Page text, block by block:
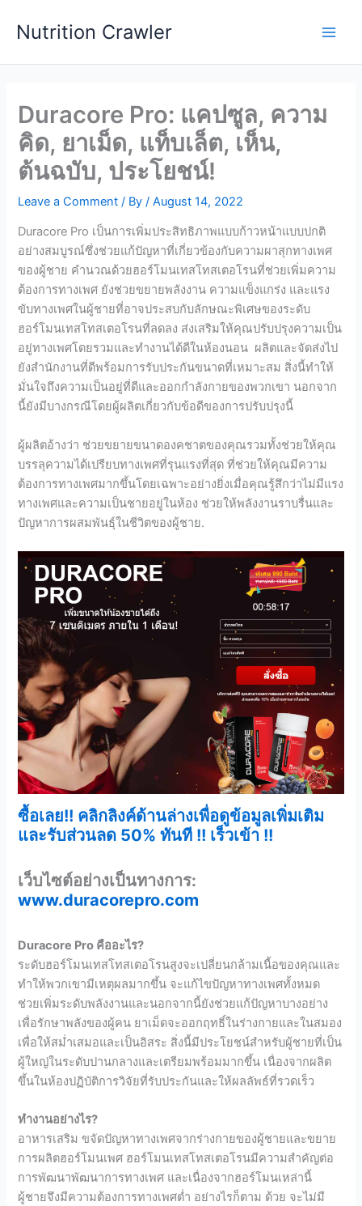
Nutrition Crawler
Duracore Pro: แคปซูล, ความ
คิด, ยาเม็ด, แท็บเล็ต, เห็น,
ต้นฉบับ, ประโยชน์!
Leave a Comment / By/August 14, 2022
Duracore Pro เป็นการเพิ่มประสิทธิภาพแบบก้าวหน้าแบบปกติ
อย่างสมบูรณ์ซึ่งช่วยแก้ปัญหาที่เกี่ยวข้องกับความผาสุกทางเพศ
ของผู้ชาย คำนวณด้วยฮอร์โมนเทสโทสเตอโรนที่ช่วยเพิ่มความ
ต้องการทางเพศ ยังช่วยขยายพลังงาน ความแข็งแกร่ง และแรง
ขับทางเพศในผู้ชายที่อาจประสบกับลักษณะพิเศษของระดับ
ฮอร์โมนเทสโทสเตอโรนที่ลดลง ส่งเสริมให้คุณปรับปรุงความเป็น
อยู่ทางเพศโดยรวมและทำงานได้ดีในห้องนอน ผลิตและจัดส่งไป
ยังสำนักงานที่ดีพร้อมการรับประกันขนาดที่เหมาะสม สิ่งนี้ทำให้
มั่นใจถึงความเป็นอยู่ที่ดีและออกกำลังกายของพวกเขา นอกจาก
นี้ยังมีบางกรณีโดยผู้ผลิตเกี่ยวกับข้อดีของการปรับปรุงนี้
ผู้ผลิตอ้างว่า ช่วยขยายขนาดองคชาตของคุณรวมทั้งช่วยให้คุณ
บรรลุความได้เปรียบทางเพศที่รุนแรงที่สุด ที่ช่วยให้คุณมีความ
ต้องการทางเพศมากขึ้นโดยเฉพาะอย่างยิ่งเมื่อคุณรู้สึกว่าไม่มีแรง
ทางเพศและความเป็นชายอยู่ในห้อง ช่วยให้พลังงานราบรื่นและ
ปัญหาการผสมพันธุ์ในชีวิตของผู้ชาย.
ซื้อเลย!! คลิกลิงค์ด้านล่างเพื่อดูข้อมูลเพิ่มเติม
และรับส่วนลด 50%ทันที !! เร็วเข้า !!
เว็บไซต์อย่างเป็นทางการ:
www.duracorepro.com
Duracore Pro คืออะไร?
ระดับฮอร์โมนเทสโทสเตอโรนสูงจะเปลี่ยนกล้ามเนื้อของคุณและ
ทำให้พวกเขามีเหตุผลมากขึ้น จะแก้ไขปัญหาทางเพศทั้งหมด
ช่วยเพิ่มระดับพลังงานและนอกจากนี้ยังช่วยแก้ปัญหาบางอย่าง
เพื่อรักษาพลังของผู้คน ยาเม็ดจะออกฤทธิ์ในร่างกายและในสมอง
เพื่อให้สม่ำเสมอและเป็นอิสระ สิ่งนี้มีประโยชน์สำหรับผู้ชายที่เป็น
ผู้ใหญ่ในระดับปานกลางและเตรียมพร้อมมากขึ้น เนื่องจากผลิต
ขึ้นในห้องปฏิบัติการวิจัยที่รับประกันและให้ผลลัพธ์ที่รวดเร็ว
ทำงานอย่างไร?
อาหารเสริม ขจัดปัญหาทางเพศจากร่างกายของผู้ชายและขยาย
การผลิตฮอร์โมนเพศ ฮอร์โมนเทสโทสเตอโรนมีความสำคัญต่อ
การพัฒนาพัฒนาการทางเพศ และเนื่องจากฮอร์โมนเหล่านี้
ผู้ชายจึงมีความต้องการทางเพศต่ำ อย่างไรก็ตาม ด้วย จะไม่มี